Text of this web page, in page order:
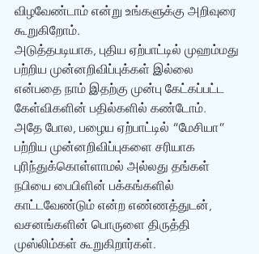
விழவேண்டாம் என்று உங்களுக்கு அறிவுரை
கூறுகிறோம்.
அடுத்தபடியாக, புதிய ஏற்பாட்டில் முஹம்மது
பற்றிய முன்னறிவிப்புக்கள் இல்லை
என்பதை நாம் இதற்கு முன்பு கேட்கப்பட்ட
கேள்விகளின் பதில்களில் கண்டோம்.
அதே போல, பழைய ஏற்பாட்டில் “மேசியா”
பற்றிய முன்னறிவிப்புகளை சரியாக
புரிந்துக்கொள்ளாமல் அல்லது தங்கள்
நபியை பைபிளின் பக்கங்களில்
காட்டவேண்டும் என்ற எண்ணத்துடன்,
வசனங்களின் பொருளை திருத்தி
முஸ்லிம்கள் கூறுகிறார்கள்.